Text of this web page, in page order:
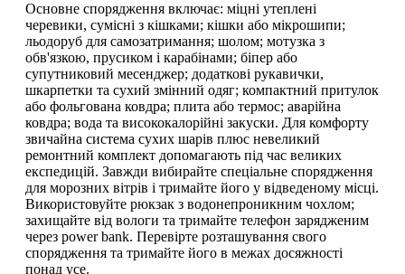
Основне спорядження включає: міцні утеплені
черевики, сумісні з кішками; кішки або мікрошипи;
льодоруб для самозатримання; шолом; мотузка з
обв'язкою, прусиком і карабінами; біпер або
супутниковий месенджер; додаткові рукавички,
шкарпетки та сухий змінний одяг; компактний притулок
або фольгована ковдра; плита або термос; аварійна
ковдра; вода та висококалорійні закуски. Для комфорту
звичайна система сухих шарів плюс невеликий
ремонтний комплект допомагають під час великих
експедицій. Завжди вибирайте спеціальне спорядження
для морозних вітрів і тримайте його у відведеному місці.
Використовуйте рюкзак з водонепроникним чохлом;
захищайте від вологи та тримайте телефон зарядженим
через power bank. Перевірте розташування свого
спорядження та тримайте його в межах досяжності
понад усе.